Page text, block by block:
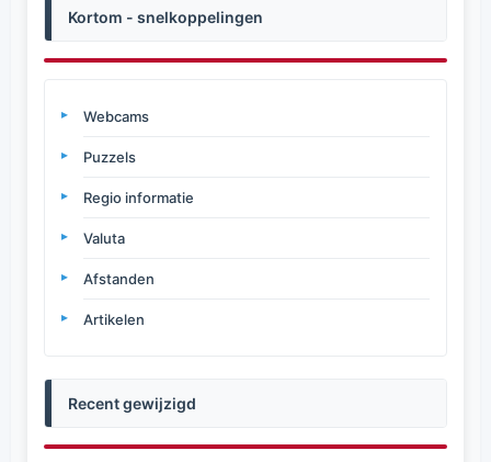
Kortom - snelkoppelingen
Webcams
Puzzels
Regio informatie
Valuta
Afstanden
Artikelen
Recent gewijzigd